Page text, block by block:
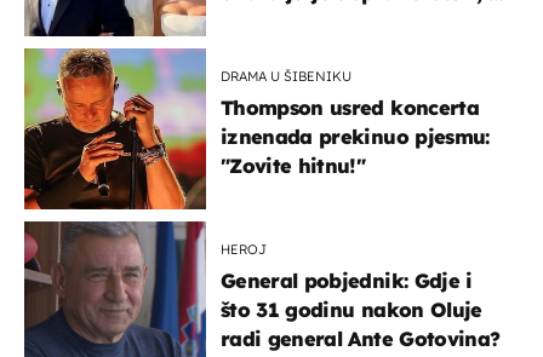
DRAMA U ŠIBENIKU
Thompson usred koncerta
iznenada prekinuo pjesmu:
"Zovite hitnu!"
HEROJ
General pobjednik: Gdje i
što 31 godinu nakon Oluje
radi general Ante Gotovina?